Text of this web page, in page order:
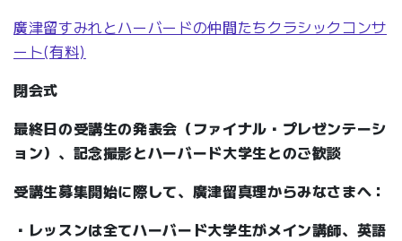
廣津留すみれとハーバードの仲間たちクラシックコンサ
ート(有料)
閉会式
最終日の受講生の発表会（ファイナル・プレゼンテーシ
ョン）、記念撮影とハーバード大学生とのご歓談
受講生募集開始に際して、廣津留真理からみなさまへ：
・レッスンは全てハーバード大学生がメイン講師、英語